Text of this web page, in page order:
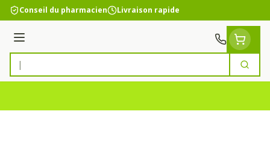
Aller au contenu
Conseil du pharmacien Livraison rapide
Menu
Rechercher